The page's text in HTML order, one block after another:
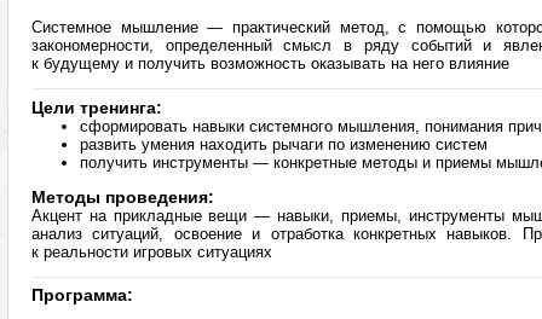
Системное мышление — практический метод, с помощью
закономерности, определенный смысл в ряду событий и
к будущему и получить возможность оказывать на него влияние
Цели тренинга:
сформировать навыки системного мышления, понимания
развить умения находить рычаги по изменению систем
получить инструменты — конкретные методы и приемы
Методы проведения:
Акцент на прикладные вещи — навыки, приемы, инструменты
анализ ситуаций, освоение и отработка конкретных навыков.
к реальности игровых ситуациях
Программа: